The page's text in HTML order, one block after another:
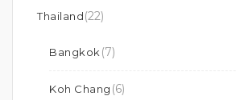
Thailand(22)
Bangkok (7)
Koh Chang (6)